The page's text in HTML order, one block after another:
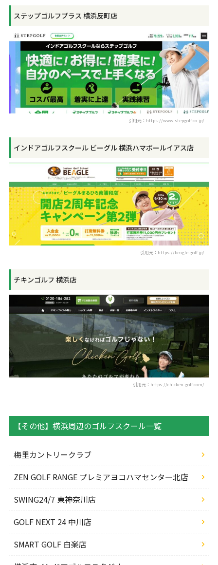
ステップゴルフプラス 横浜反町店
引用元：https://www.stepgolf.co.jp/
インドアゴルフスクール ビーグル 横浜ハマボールイアス店
引用元：https://beagle-golf.jp/
チキンゴルフ 横浜店
引用元：https://chicken-golf.com/
【その他】横浜周辺のゴルフスクール一覧
梅里カントリークラブ
ZEN GOLF RANGE プレミアヨコハマセンター北店
SWING24/7 東神奈川店
GOLF NEXT 24 中川店
SMART GOLF 白楽店